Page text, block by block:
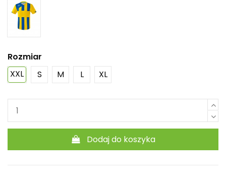
Rozmiar
XXL
S M L XL
Dodaj do koszyka